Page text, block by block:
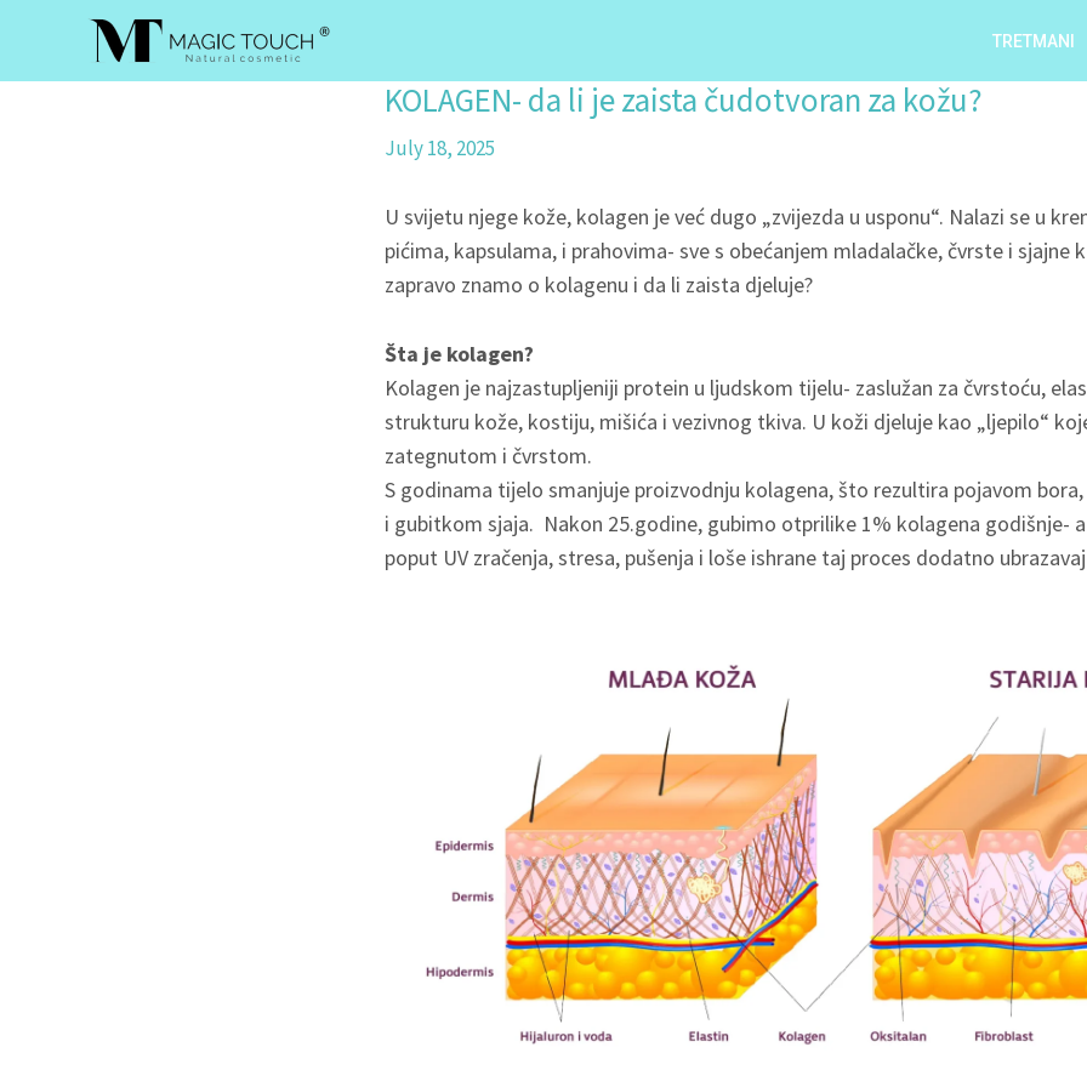
TRETMANI
KOLAGEN- da li je zaista čudotvoran za kožu?
July 18, 2025
U svijetu njege kože, kolagen je već dugo „zvijezda u usponu“. Nalazi se u
pićima, kapsulama, i prahovima- sve s obećanjem mladalačke, čvrste i sjajne
zapravo znamo o kolagenu i da li zaista djeluje?
Šta je kolagen?
Kolagen je najzastupljeniji protein u ljudskom tijelu- zaslužan za čvrstoću,
strukturu kože, kostiju, mišića i vezivnog tkiva. U koži djeluje kao „ljepilo“
zategnutom i čvrstom.
S godinama tijelo smanjuje proizvodnju kolagena, što rezultira pojavom
i gubitkom sjaja. Nakon 25.godine, gubimo otprilike 1% kolagena godišnje-
poput UV zračenja, stresa, pušenja i loše ishrane taj proces dodatno